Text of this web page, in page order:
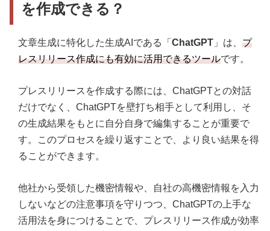
を作成できる？
文章生成に特化した生成AIである「 ChatGPT 」は、 プ
レスリリース作成にも有効に活用できるツールです。
プレスリリースを作成する際には、ChatGPTとの対話
だけでなく、ChatGPTを壁打ち相手として利用し、そ
の生成結果をもとに自分自身で編集することが重要で
す。このプロセスを繰り返すことで、より良い結果を得
ることができます。
他社から受領した機密情報や、自社の高機密情報を入力
しないなどの注意事項を守りつつ、ChatGPTの上手な
活用法を身につけることで、プレスリリース作成が効率